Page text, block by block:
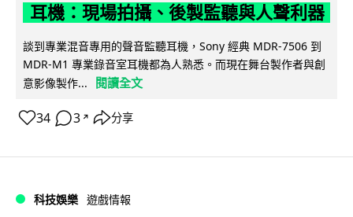
耳機：現場拍攝、後製監聽與人聲利器
談到專業混音專用的聲音監聽耳機，Sony 經典 MDR-7506 到
MDR-M1 專業錄音室耳機都為人熟悉。而現在舞台製作者與創
意影像製作...
閱讀全文
34 3 ↗ 分享
科技娛樂 遊戲情報